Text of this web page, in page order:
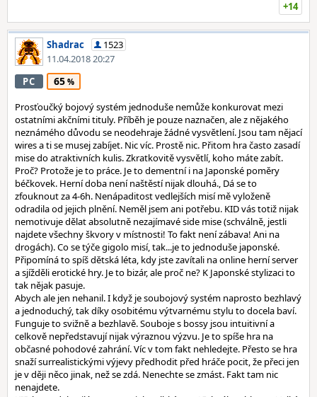
+14
Shadrac
1523
11.04.2018 20:27
PC
65
Prosťoučký bojový systém jednoduše nemůže konkurovat mezi
ostatními akčními tituly. Příběh je pouze naznačen, ale z nějakého
neznámého důvodu se neodehraje žádné vysvětlení. Jsou tam nějací
wires a ti se musej zabíjet. Nic víc. Prostě nic. Přitom hra často zasadí
mise do atraktivních kulis. Zkratkovitě vysvětlí, koho máte zabít.
Proč? Protože je to práce. Je to dementní i na Japonské poměry
béčkovek. Herní doba není naštěstí nijak dlouhá., Dá se to
zfouknout za 4-6h. Nenápaditost vedlejších misí mě vyloženě
odradila od jejich plnění. Neměl jsem ani potřebu. KID vás totiž nijak
nemotivuje dělat absolutně nezajímavé side mise (schválně, jestli
najdete všechny škvory v místnosti! To fakt není zábava! Ani na
drogách). Co se týče gigolo misí, tak...je to jednoduše japonské.
Připomíná to spíš dětská léta, kdy jste zavítali na online herní server
a sjížděli erotické hry. Je to bizár, ale proč ne? K Japonské stylizaci to
tak nějak pasuje.
Abych ale jen nehanil. I když je soubojový systém naprosto bezhlavý
a jednoduchý, tak díky osobitému výtvarnému stylu to docela baví.
Funguje to svižně a bezhlavě. Souboje s bossy jsou intuitivní a
celkově nepředstavují nijak výraznou výzvu. Je to spíše hra na
občasné pohodové zahrání. Víc v tom fakt nehledejte. Přesto se hra
snaží surrealistickými výjevy předhodit před hráče pocit, že přeci jen
je v ději něco jinak, než se zdá. Nenechte se zmást. Fakt tam nic
nenajdete.